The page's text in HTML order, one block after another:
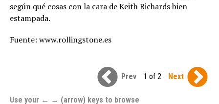
según qué cosas con la cara de Keith Richards bien
estampada.
Fuente: www.rollingstone.es
Prev 1 of 2 Next
Use your ← → (arrow) keys to browse